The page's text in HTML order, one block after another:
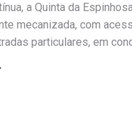
a Quinta da
mecanizada, com
particulares, em